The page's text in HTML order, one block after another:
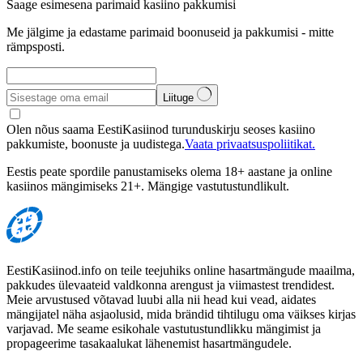
Saage esimesena parimaid kasiino pakkumisi
Me jälgime ja edastame parimaid boonuseid ja pakkumisi - mitte
rämpsposti.
Liituge
Olen nõus saama EestiKasiinod turunduskirju seoses kasiino
pakkumiste, boonuste ja uudistega.Vaata privaatsuspoliitikat.
Eestis peate spordile panustamiseks olema 18+ aastane ja online
kasiinos mängimiseks 21+. Mängige vastutustundlikult.
EestiKasiinod.info on teile teejuhiks online hasartmängude maailma,
pakkudes ülevaateid valdkonna arengust ja viimastest trendidest.
Meie arvustused võtavad luubi alla nii head kui vead, aidates
mängijatel näha asjaolusid, mida brändid tihtilugu oma väikses kirjas
varjavad. Me seame esikohale vastutustundlikku mängimist ja
propageerime tasakaalukat lähenemist hasartmängudele.